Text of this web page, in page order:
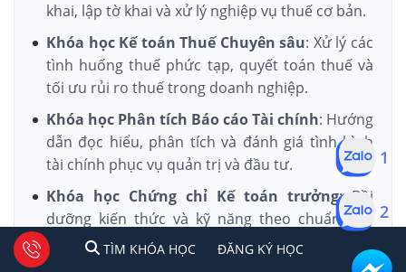
khai, lập tờ khai và xử lý nghiệp vụ thuế cơ bản.
Khóa học Kế toán Thuế Chuyên sâu: Xử lý các
tình huống thuế phức tạp, quyết toán thuế và
tối ưu rủi ro thuế trong doanh nghiệp.
Khóa học Phân tích Báo cáo Tài chính: Hướng
dẫn đọc hiểu, phân tích và đánh giá tình hình
tài chính phục vụ quản trị và đầu tư.
Khóa học Chứng chỉ Kế toán trưởng: Bồi
dưỡng kiến thức và kỹ năng theo chuẩn quy
định, phục vụ bổ nhiệm vị trí kế toán trưởng.
TÌM KHÓA HỌC ĐĂNG KÍ HỌC
1 2 Tư vấn facebook
TÌM KHÓA HỌC ĐĂNG KÝ HỌC
1
2